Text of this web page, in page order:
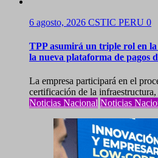
6 agosto, 2026 CSTIC PERU 0
TPP asumirá un triple rol en
la nueva plataforma de pagos
La empresa participará en el
certificación de la infraestructura,
Noticias Nacional Noticias